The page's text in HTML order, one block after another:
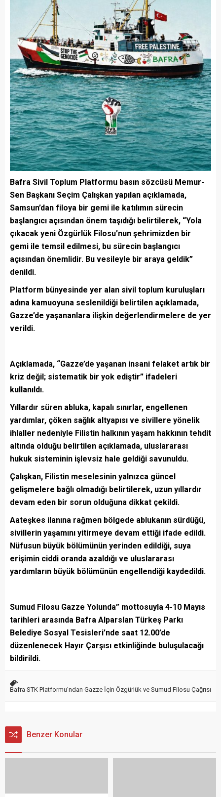
Bafra Sivil Toplum Platformu basın sözcüsü Memur-
Sen Başkanı Seçim Çalışkan yapılan açıklamada,
Samsun’dan filoya bir gemi ile katılımın sürecin
başlangıcı açısından önem taşıdığı belirtilerek, “Yola
çıkacak yeni Özgürlük Filosu’nun şehrimizden bir
gemi ile temsil edilmesi, bu sürecin başlangıcı
açısından önemlidir. Bu vesileyle bir araya geldik”
denildi.
Platform bünyesinde yer alan sivil toplum kuruluşları
adına kamuoyuna seslenildiği belirtilen açıklamada,
Gazze’de yaşananlara ilişkin değerlendirmelere de yer
verildi.
Açıklamada, “Gazze’de yaşanan insani felaket artık bir
kriz değil; sistematik bir yok ediştir” ifadeleri
kullanıldı.
Yıllardır süren abluka, kapalı sınırlar, engellenen
yardımlar, çöken sağlık altyapısı ve sivillere yönelik
ihlaller nedeniyle Filistin halkının yaşam hakkının tehdit
altında olduğu belirtilen açıklamada, uluslararası
hukuk sisteminin işlevsiz hale geldiği savunuldu.
Çalışkan, Filistin meselesinin yalnızca güncel
gelişmelere bağlı olmadığı belirtilerek, uzun yıllardır
devam eden bir sorun olduğuna dikkat çekildi.
Aateşkes ilanına rağmen bölgede ablukanın sürdüğü,
sivillerin yaşamını yitirmeye devam ettiği ifade edildi.
Nüfusun büyük bölümünün yerinden edildiği, suya
erişimin ciddi oranda azaldığı ve uluslararası
yardımların büyük bölümünün engellendiği kaydedildi.
Sumud Filosu Gazze Yolunda” mottosuyla 4-10 Mayıs
tarihleri arasında Bafra Alparslan Türkeş Parkı
Belediye Sosyal Tesisleri’nde saat 12.00’de
düzenlenecek Hayır Çarşısı etkinliğinde buluşulacağı
bildirildi.
Bafra STK Platformu’ndan Gazze İçin Özgürlük ve Sumud Filosu Çağrısı
Benzer Konular